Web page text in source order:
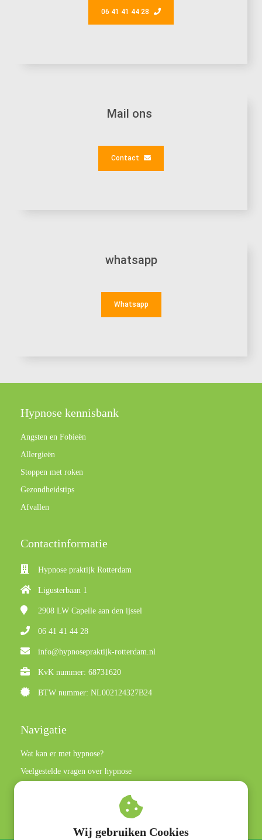
06 41 41 44 28
Mail ons
Contact
whatsapp
Whatsapp
Hypnose kennisbank
Angsten en Fobieën
Allergieën
Stoppen met roken
Gezondheidstips
Afvallen
Contactinformatie
Hypnose praktijk Rotterdam
Ligusterbaan 1
2908 LW Capelle aan den ijssel
06 41 41 44 28
info@hypnosepraktijk-rotterdam.nl
KvK nummer: 68731620
BTW nummer: NL002124327B24
Navigatie
Wat kan er met hypnose?
Veelgestelde vragen over hypnose
Wij gebruiken Cookies